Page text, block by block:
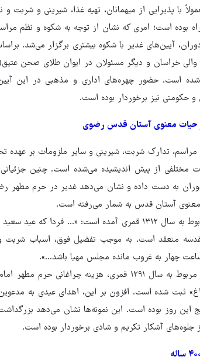
با پذیرایی از میهمانان، تهیه غذا، شیرینی و شربت
بوده است؛ امری که نشان از توجه به شکوه و نظم
آیین‌های غدیر با شکوه بیشتری برگزار می‌شد.
خراسان و دیگر مسئولان در ایوان طلای صحن
است. حضور چهره‌های اداری و مذهبی در این
حکومتی نیز برخوردار بوده است.
حیات معنوی آستان قدس رضوی
تدارک شربت، شیرینی و سایر ملزومات بر عهده
مختلفی از پیش اندیشیده می‌شده است. چنین جزئیاتی
به دست داده و نشان می‌دهد غدیر در حرم مطهر
آستان قدس به شمار می‌رفته است.
برای نمونه، در سندی مربوط به سال ۱۳۱۲ قمری آمده
منعقد است. به موجب تفضیل فوق، اسباب شربت و
چهار به غروب مانده مجلس مهیا باشد...».
همچنین در سندی دیگر مربوط به سال ۱۲۹۱ قمری،
چراغ» ثبت شده است. افزون بر این، اهدای عیدی به
این روز بوده است. این نمونه‌ها نشان می‌دهد
جلوه‌های آشکار تکریم و شادی برخوردار بوده است.